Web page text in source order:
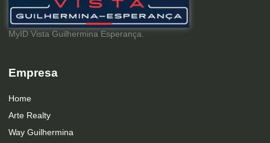
MyID Vista Guilhermina Esperança.
Empresa
Home
Arte Realty
Way Guilhermina